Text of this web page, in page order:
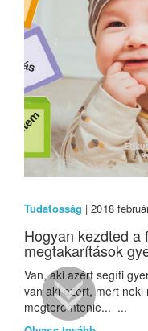
Tudatosság | 2018
Hogyan kezdted a
megtakarítások
Van, aki azért segíti
van aki azért, mert
megteremtenie... ...